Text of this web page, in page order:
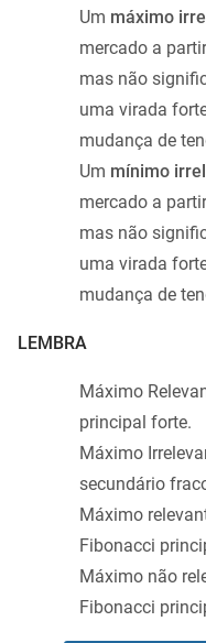
Um máximo
mercado a
mas não
uma virada
mudança de
Um mínimo
mercado a
mas não
uma virada
mudança de
LEMBRA
Máximo
principal forte.
Máximo
secundário
Máximo
Fibonacci
Máximo não
Fibonacci